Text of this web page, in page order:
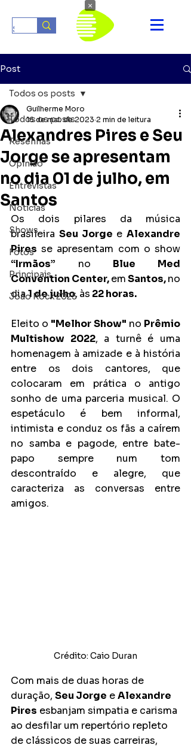
Post
Todos os posts
Resenhas
Opinião
Entrevistas
Notícias
Shows
Fotos
Principais
João Rock 2025
Todos os posts
Alexandres Pires e Seu
Jorge se apresentam
no dia 01 de julho, em
Santos
Guilherme Moro
16 de mai. de 2023 2 min de leitura
Os dois pilares da música
brasileira Seu Jorge e Alexandre
Pires
“Irmãos” no Blue Med
Convention Center, em Santos, no
dia 1 de julho, às 22 horas.
Eleito o "Melhor Show" no Prêmio
Multishow 2022, a turnê é uma
homenagem à amizade e à história
entre os dois cantores, que
colocaram em prática o antigo
sonho de uma parceria musical. O
espetáculo é bem informal,
intimista e conduz os fãs a caírem
no samba e pagode, entre bate-
papo sempre num tom
descontraído e alegre, que
caracteriza as conversas entre
amigos.
Crédito: Caio Duran
Com mais de duas horas de
duração, Seu Jorge e Alexandre
Pires esbanjam simpatia e carisma
ao desfilar um repertório repleto
de clássicos de suas carreiras,
×